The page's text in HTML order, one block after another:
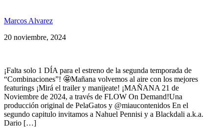
Marcos Alvarez
20 noviembre, 2024
¡Falta solo 1 DÍA para el estreno de la segunda temporada de
“Combinaciones”! 🤩Mañana volvemos al aire con los mejores
featurings ¡Mirá el trailer y manijeate! ¡MAÑANA 21 de
Noviembre de 2024, a través de FLOW On Demand!Una
producción original de PelaGatos y @miaucontenidos En el
segundo capitulo invitamos a Nahuel Pennisi y a Blackdali a.k.a.
Dario […]